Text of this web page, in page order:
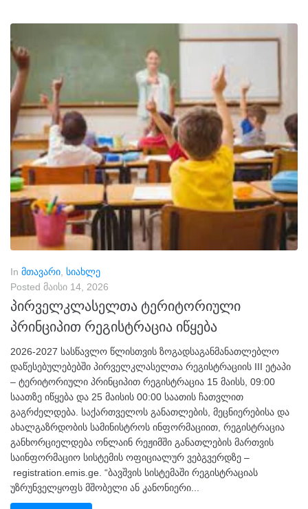
In მთავარი სიახლე
Posted მაისი 14, 2026
პირველკლასელთა ტერიტორიული
პრინციპით რეგისტრაცია იწყება
2026-2027 სასწავლო წლისთვის ზოგადსაგანმანათლებლო
დაწესებულებებში პირველკლასელთა რეგისტრაციის III ეტაპი
– ტერიტორიული პრინციპით რეგისტრაცია 15 მაისს, 09:00
საათზე იწყება და 25 მაისის 00:00 საათის ჩათვლით
გაგრძელდება. საქართველოს განათლების, მეცნიერებისა და
ახალგაზრდობის სამინისტროს ინფორმაციით, რეგისტრაცია
განხორციელდება ონლაინ რეჟიმში განათლების მართვის
საინფორმაციო სისტემის ოფიციალურ ვებგვერდზე –
registration.emis.ge. “ბავშვის სისტემაში რეგისტრაციას
უზრუნველყოფს მშობელი ან კანონიერი...